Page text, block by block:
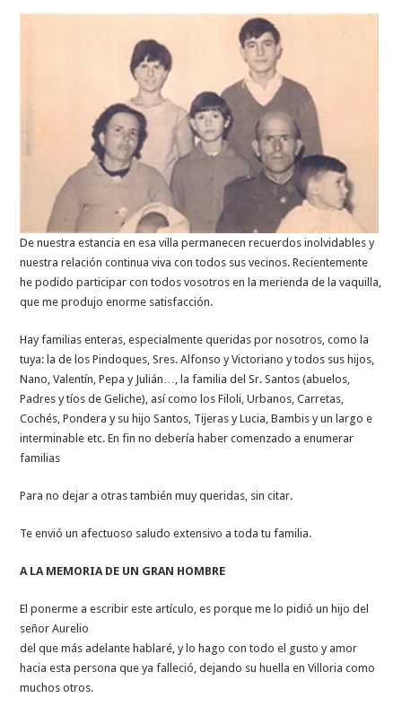
De nuestra estancia en esa villa permanecen recuerdos inolvidables y
nuestra relación continua viva con todos sus vecinos. Recientemente
he podido participar con todos vosotros en la merienda de la vaquilla,
que me produjo enorme satisfacción.
Hay familias enteras, especialmente queridas por nosotros, como la
tuya: la de los Pindoques, Sres. Alfonso y Victoriano y todos sus hijos,
Nano, Valentín, Pepa y Julián…, la familia del Sr. Santos (abuelos,
Padres y tíos de Geliche), así como los Filoli, Urbanos, Carretas,
Cochés, Pondera y su hijo Santos, Tijeras y Lucia, Bambis y un largo e
interminable etc. En fin no debería haber comenzado a enumerar
familias
Para no dejar a otras también muy queridas, sin citar.
Te envió un afectuoso saludo extensivo a toda tu familia.
A LA MEMORIA DE UN GRAN HOMBRE
El ponerme a escribir este artículo, es porque me lo pidió un hijo del
señor Aurelio
del que más adelante hablaré, y lo hago con todo el gusto y amor
hacia esta persona que ya falleció, dejando su huella en Villoria como
muchos otros.